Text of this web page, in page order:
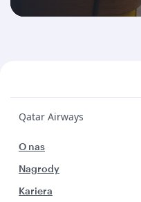
Qatar Airways
O nas
Nagrody
Kariera